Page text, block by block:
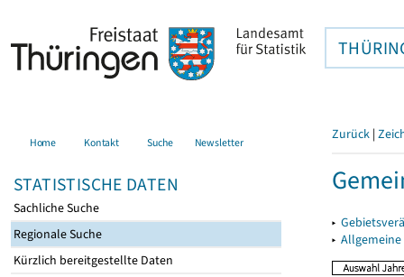
Home Kontakt Suche Newsletter
STATISTISCHE DATEN
Sachliche Suche
Regionale Suche
Kürzlich bereitgestellte Daten
Zurück |
▸
▸